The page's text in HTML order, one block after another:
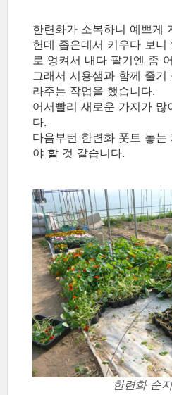
한련화가 소복하니 예쁘게
헌데 좁은데서 키우다 보니
로 엉켜서 내다 팔기엔 좀
그래서 시용샘과 함께 줄
라주는 작업을 했습니다.
어서빨리 새로운 가지가 많
다.
다음부턴 한련화 폿트 놓는
야 할 것 같습니다.
한련화 순